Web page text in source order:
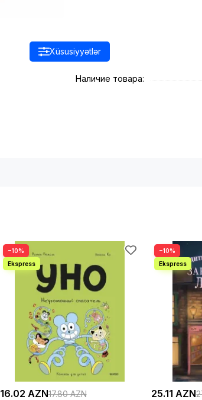
Xüsusiyyətlər
Наличие товара:
−10%
16.02 AZN17.80 AZN
−10%
25.11 AZN